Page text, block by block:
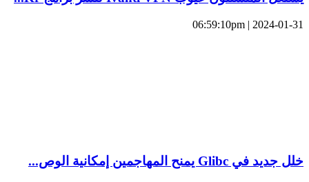
2024-01-31 | 06:59:10pm
خلل جديد في Glibc يمنح المهاجمين إمكانية الوص...